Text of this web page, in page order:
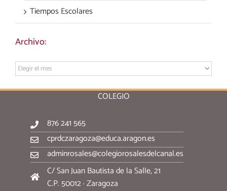
Tiempos Escolares
Archivo:
Archivo:
COLEGIO
876 241 565
cprdczaragoza@educa.aragon.es
adminrosales@colegiorosalesdelcanal.es
C/ San Juan Bautista de la Salle, 21
C.P. 50012 · Zaragoza